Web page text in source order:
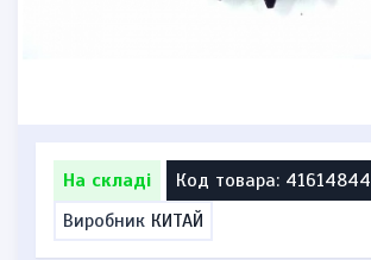
На складі
Код товара: 41614844
Виробник КИТАЙ